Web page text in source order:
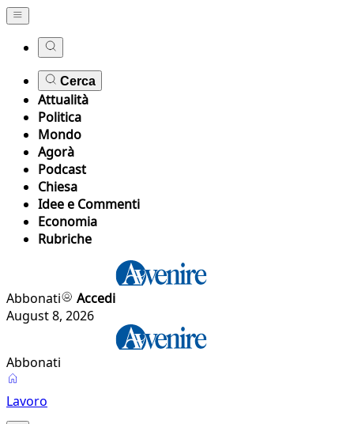
Cerca
Attualità
Politica
Mondo
Agorà
Podcast
Chiesa
Idee e Commenti
Economia
Rubriche
Abbonati
Accedi
August 8, 2026
Abbonati
Lavoro